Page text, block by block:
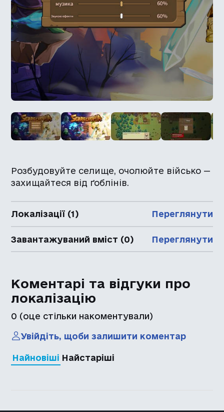
Розбудовуйте селище, очолюйте військо —
захищайтеся від ґоблінів.
Локалізації (1) Переглянути
Завантажуваний вміст (0) Переглянути
Коментарі та відгуки про
локалізацію
0 (оце стільки накоментували)
Увійдіть, щоби залишити коментар
Найновіші Найстаріші